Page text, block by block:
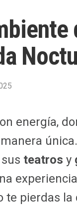
energía,
teatros y
te pierdas